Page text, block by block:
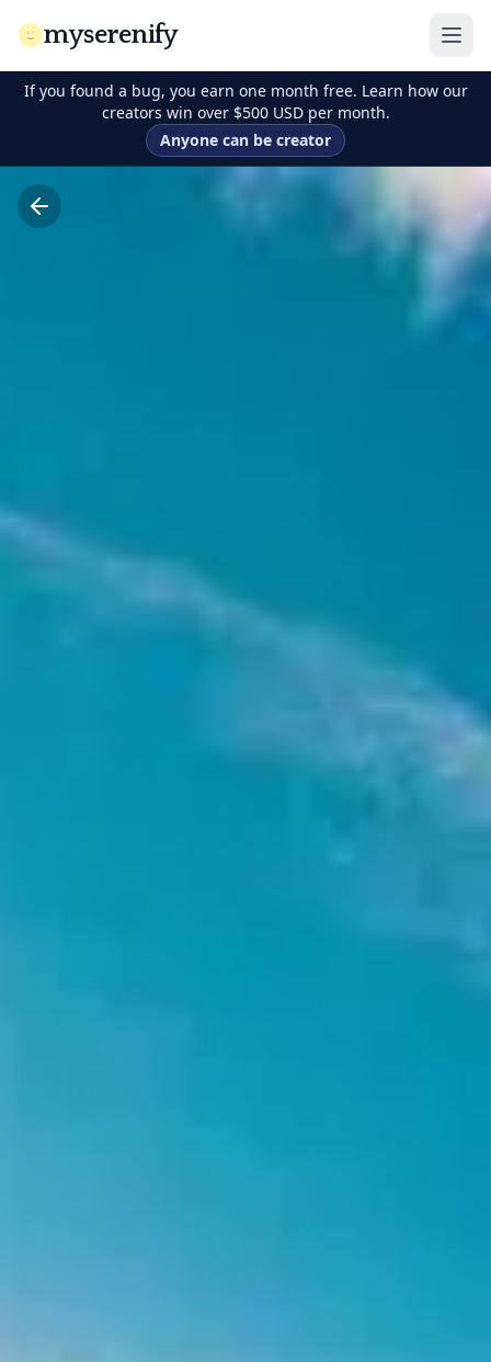
myserenify
If you found a bug, you earn one month free. Learn how our
creators win over $500 USD per month.
Anyone can be creator